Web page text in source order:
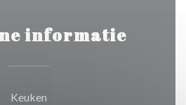
informatie
Keuken